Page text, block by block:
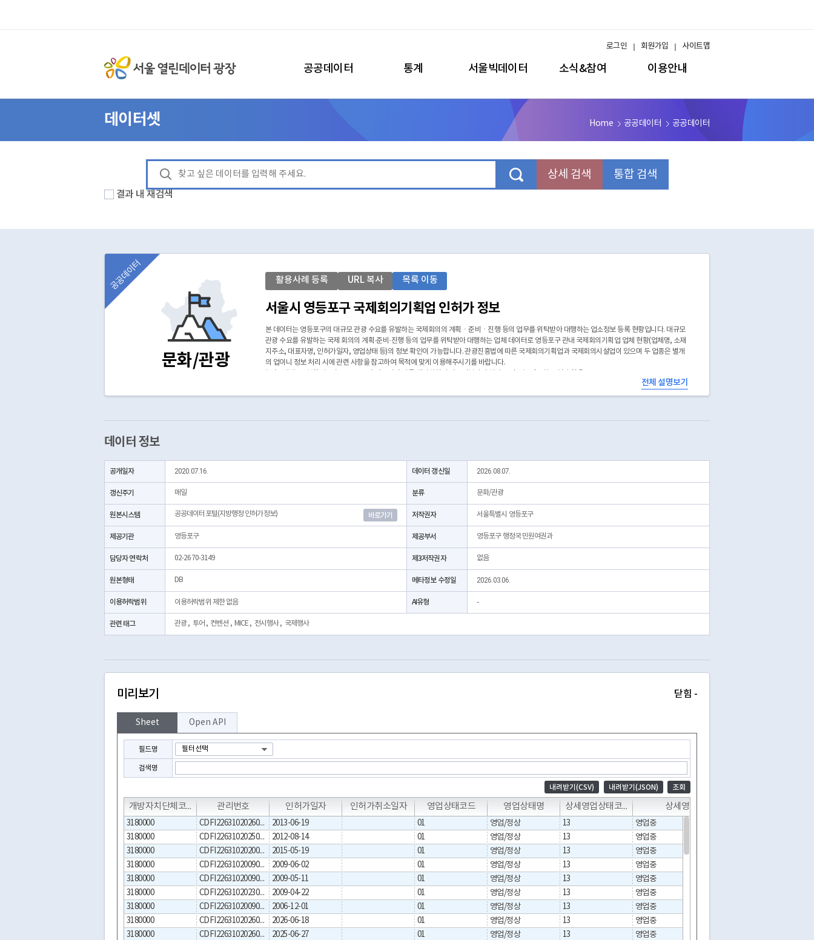
공공데이터 통계 서울빅데이터 소식&참여 이용안내
로그인 회원가입 사이트맵
데이터셋 Home 공공데이터 공공데이터
상세 검색 통합 검색
결과 내 재검색
문화/관광
공공데이터 활용사례 등록 URL 복사 목록 이동
서울시 영등포구 국제회의기획업 인허가 정보
본 데이터는 영등포구의 대규모 관광 수요를 유발하는 국제회의의 계획ㆍ준비ㆍ진행 등의 업무를 위탁받아 대행하는 업소정보 등록 현황입니다. 대규모
관광 수요를 유발하는 국제 회의의 계획·준비·진행 등의 업무를 위탁받아 대행하는 업체 데이터로 영등포구 관내 국제회의기획업 업체 현황(업체명, 소재
지주소, 대표자명, 인허가일자, 영업상태 등)의 정보 확인이 가능합니다. 관광진흥법에 따른 국제회의기획업과 국제회의시설업이 있으며 두 업종은 별개
의 업이니 정보 처리 시에 관련 사항을 참고하여 목적에 맞게 이용해주시기를 바랍니다.
(https://data.seoul.go.kr/dataList/OA-22872/S/1/datasetView.do)
전체 설명보기
데이터 정보
공개일자 2020.07.16. 데이터 갱신일 2026.08.07.
갱신주기 매일 분류 문화/관광
원본시스템 공공데이터포털(지방행정 인허가정보) 바로가기 저작권자 서울특별시 영등포구
제공기관 영등포구 제공부서 영등포구 행정국 민원여권과
담당자 연락처 02-2670-3149 제3저작권자 없음
원본형태 DB 메타정보 수정일 2026.03.06.
이용허락범위 이용허락범위 제한 없음 AI유형 -
관련 태그 관광, 투어 , 컨벤션 , MICE , 전시행사, 국제행사
미리보기 닫힘 -
Sheet Open API
필드명
검색명
내려받기(CSV) 내려받기(JSON) 조회
개방자치단체코드 관리번호 인허가일자 인허가취소일자 영업상태코드 영업상태명 상세영업상태코드 상세영업상태명
T T T
3180000 CDFI2263102026000004 2013-06-19 01 영업/정상 13
영업중
3180000
CDFI2263102025000006 2012-08-14 01 영업/정상 13
영업중
3180000
CDFI2263102020000010 2015-05-19 01 영업/정상 13
영업중
3180000
CDFI2263102009000003 2009-06-02 01 영업/정상 13
영업중
3180000
CDFI2263102009000002 2009-05-11 01 영업/정상 13
영업중
3180000
CDFI2263102023000001 2009-04-22 01 영업/정상 13
영업중
3180000
CDFI2263102009000005 2006-12-01 01 영업/정상 13
영업중
3180000
CDFI2263102026000003 2026-06-18 01 영업/정상 13
영업중
3180000
CDFI2263102026000001 2025-06-27 01 영업/정상 13
영업중